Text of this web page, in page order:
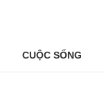
CUỘC SỐNG